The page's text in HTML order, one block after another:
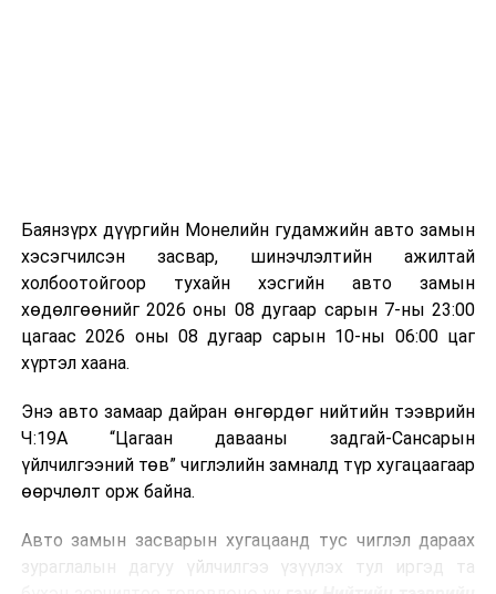
Баянзүрх дүүргийн Монелийн гудамжийн авто замын
хэсэгчилсэн засвар, шинэчлэлтийн ажилтай
холбоотойгоор тухайн хэсгийн авто замын
хөдөлгөөнийг 2026 оны 08 дугаар сарын 7-ны 23:00
цагаас 2026 оны 08 дугаар сарын 10-ны 06:00 цаг
хүртэл хаана.
Энэ авто замаар дайран өнгөрдөг нийтийн тээврийн
Ч:19А “Цагаан давааны задгай-Сансарын
үйлчилгээний төв” чиглэлийн замналд түр хугацаагаар
өөрчлөлт орж байна.
Авто замын засварын хугацаанд тус чиглэл дараах
зураглалын дагуу үйлчилгээ үзүүлэх тул иргэд та